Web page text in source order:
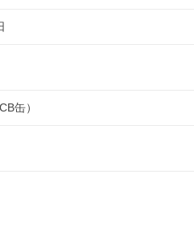
缶）